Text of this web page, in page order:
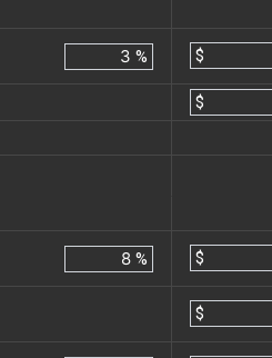
% $
$
% $
$